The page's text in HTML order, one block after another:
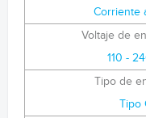
Corriente
Voltaje de
110 -
Tipo de
Tipo